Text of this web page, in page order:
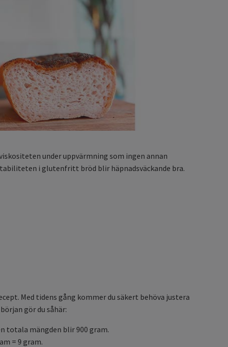
under uppvärmning som ingen annan
i glutenfritt bröd blir häpnadsväckande bra.
Med tidens gång kommer du säkert behöva justera
gör du såhär:
totala mängden blir 900 gram.
= 9 gram.